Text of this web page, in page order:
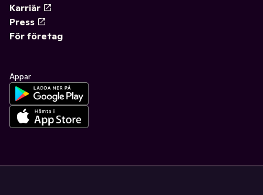
Karriär
Press
För företag
Appar